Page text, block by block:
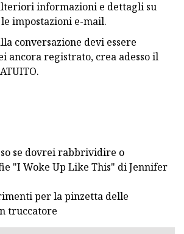
informazioni e dettagli su
impostazioni e-mail.
conversazione devi essere
ancora registrato, crea adesso il
se dovrei rabbrividire o
"I Woke Up Like This" di Jennifer
per la pinzetta delle
truccatore